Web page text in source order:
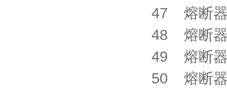
47 熔断
48 熔断器
49 熔断器
50 熔断器